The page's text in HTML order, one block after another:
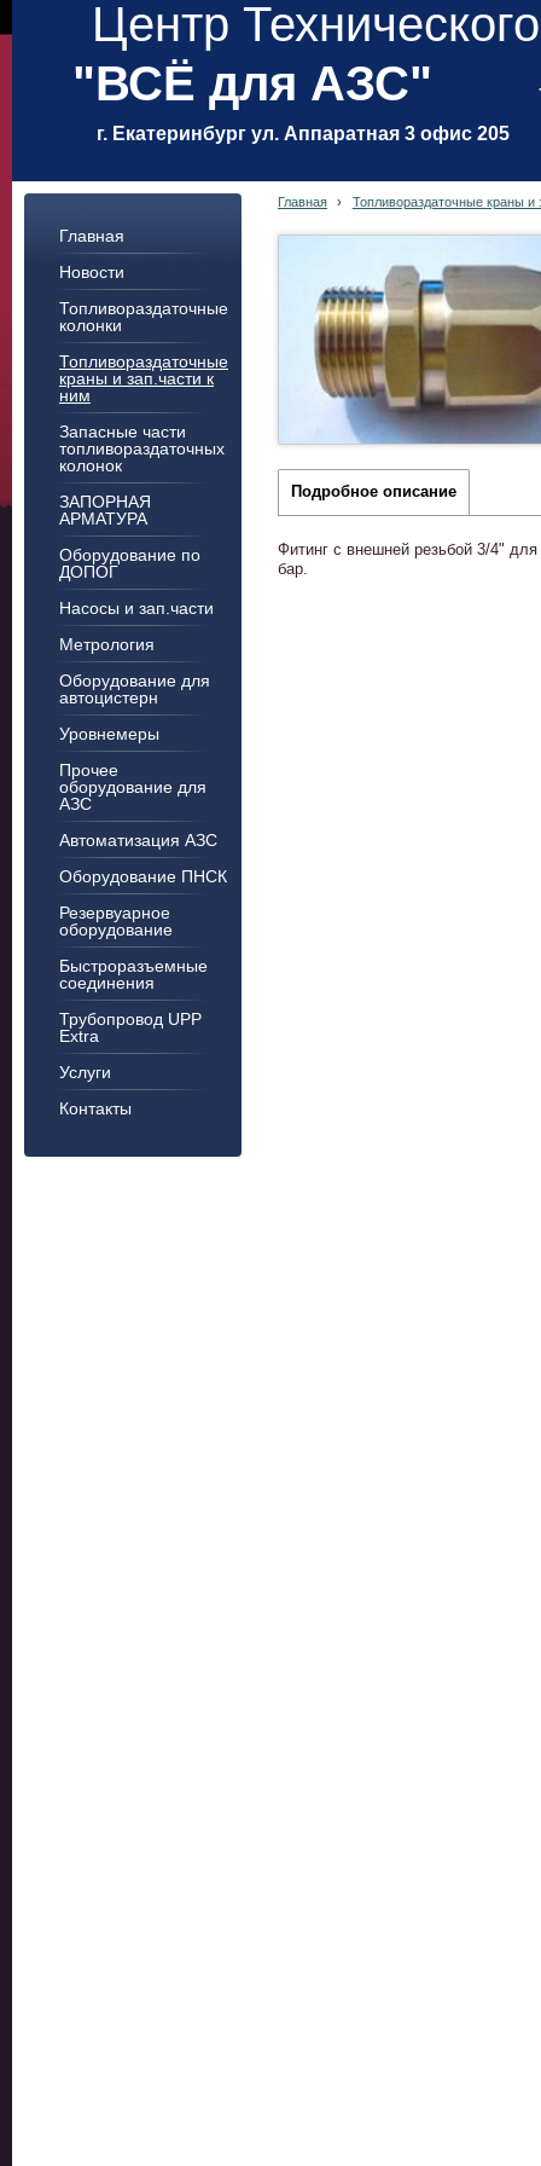
Центр
г. Екатеринбург ул. Аппаратная 3 офис 205
"ВСЁ для АЗС"
Главная
Новости
Топливораздаточные
колонки
Топливораздаточные
краны и зап.части к
ним
Запасные части
топливораздаточных
колонок
ЗАПОРНАЯ
АРМАТУРА
Оборудование по
ДОПОГ
Насосы и зап.части
Метрология
Оборудование для
автоцистерн
Уровнемеры
Прочее
оборудование для
АЗС
Автоматизация АЗС
Оборудование ПНСК
Резервуарное
оборудование
Быстроразъемные
соединения
Трубопровод UPP
Extra
Услуги
Контакты
Главная › Топливораздаточные краны и
Подробное описание
Фитинг с внешней резьбой 3/4"
бар.